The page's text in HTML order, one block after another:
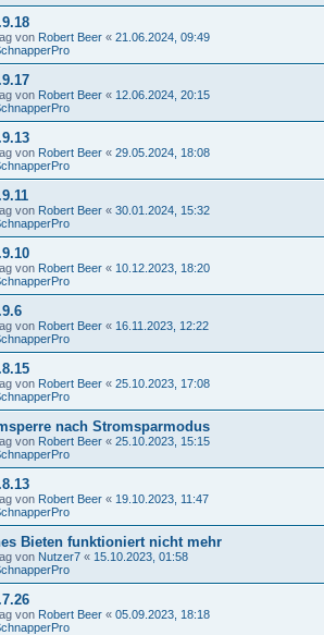
von Robert Beer « 21.06.2024, 09:49
von Robert Beer « 12.06.2024, 20:15
von Robert Beer « 29.05.2024, 18:08
von Robert Beer « 30.01.2024, 15:32
von Robert Beer « 10.12.2023, 18:20
von Robert Beer « 16.11.2023, 12:22
von Robert Beer « 25.10.2023, 17:08
nach Stromsparmodus
von Robert Beer « 25.10.2023, 15:15
von Robert Beer « 19.10.2023, 11:47
Bieten funktioniert nicht mehr
von Nutzer7 « 15.10.2023, 01:58
von Robert Beer « 05.09.2023, 18:18